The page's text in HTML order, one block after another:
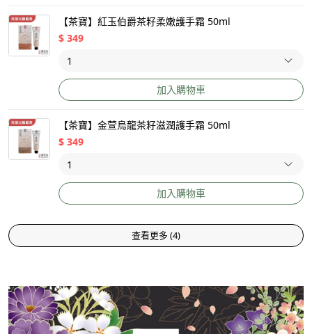
【茶寶】紅玉伯爵茶籽柔嫩護手霜 50ml
$ 349
加入購物車
【茶寶】金萱烏龍茶籽滋潤護手霜 50ml
$ 349
加入購物車
查看更多 (4)